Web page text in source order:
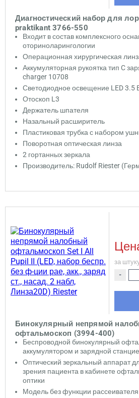
Диагностический набор для
praktikant 3766-550
Входит в состав комплексного
оториноларингологии
Операционная хирургическая
Аккумуляторная рукоятка тип C
charger 10708
Светодиодное освещение LED 3.5
Отоскоп L3
Держатель шпателя
Назальный расширитель
Пластиковая трубка с набором
Поворотная оптическая линза
2 гортанных зеркала
Производитель: Rudolf Riester
Бинокулярный непрямой
офтальмоскоп (3994-400)
Беспроводной бинокулярный
аккумулятором и зарядной
Оптический зеркальный аппарат
зрения пациента в кабинете
оптики
Модель без функции рассеивателя
за
-